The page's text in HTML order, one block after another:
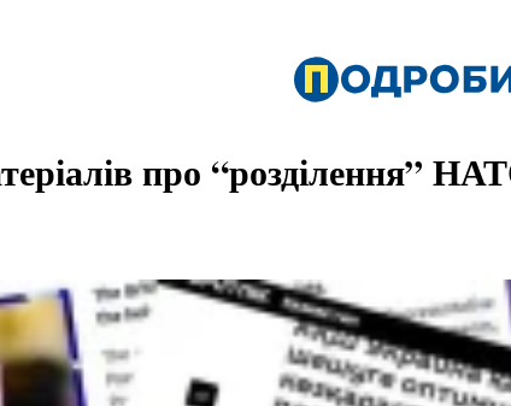
про “розділення”